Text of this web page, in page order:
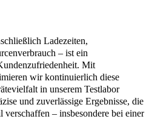
Ladezeiten,
– ist ein
Mit
wir kontinuierlich diese
in unserem Testlabor
und zuverlässige Ergebnisse, die
– insbesondere bei einer